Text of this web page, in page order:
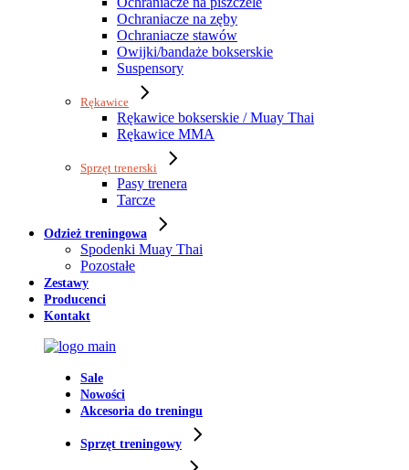
Ochraniacze na zęby
Ochraniacze stawów
Owijki/bandaże bokserskie
Suspensory
Rękawice
Rękawice bokserskie / Muay Thai
Rękawice MMA
Sprzęt trenerski
Pasy trenera
Tarcze
Odzież treningowa
Spodenki Muay Thai
Pozostałe
Zestawy
Producenci
Kontakt
Sale
Nowości
Akcesoria do treningu
Sprzęt treningowy